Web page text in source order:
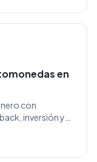
en
con
inversión y